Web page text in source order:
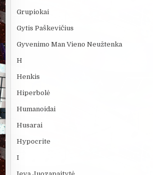
Grupiokai
Gytis Paškevičius
Gyvenimo Man Vieno Neužtenka
H
Henkis
Hiperbolė
Humanoidai
Husarai
Hypocrite
I